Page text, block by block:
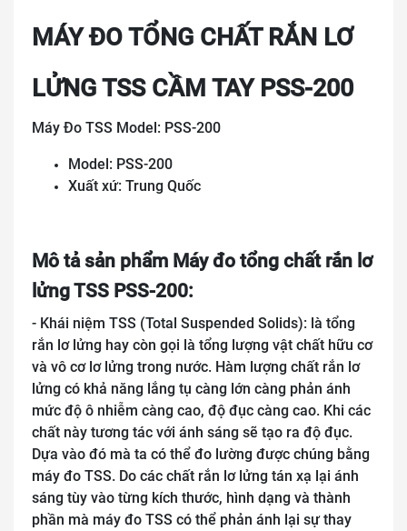
MÁY ĐO TỔNG CHẤT RẮN LƠ
LỬNG TSS CẦM TAY PSS-200
Máy Đo TSS Model: PSS-200
Model: PSS-200
Xuất xứ: Trung Quốc
Mô tả sản phẩm Máy đo tổng chất rắn lơ
lửng TSS PSS-200:
- Khái niệm TSS (Total Suspended Solids): là tổng
rắn lơ lửng hay còn gọi là tổng lượng vật chất hữu cơ
và vô cơ lơ lửng trong nước. Hàm lượng chất rắn lơ
lửng có khả năng lắng tụ càng lớn càng phản ánh
mức độ ô nhiễm càng cao, độ đục càng cao. Khi các
chất này tương tác với ánh sáng sẽ tạo ra độ đục.
Dựa vào đó mà ta có thể đo lường được chúng bằng
máy đo TSS. Do các chất rắn lơ lửng tán xạ lại ánh
sáng tùy vào từng kích thước, hình dạng và thành
phần mà máy đo TSS có thể phản ánh lại sự thay